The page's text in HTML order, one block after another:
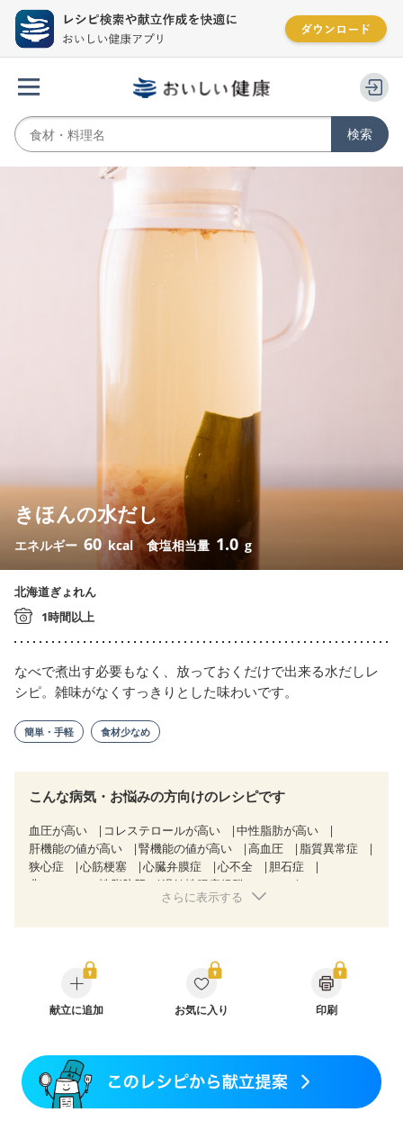
きほんの水だし
エネルギー 60 kcal 食塩相当量 1.0 g
北海道ぎょれん
1時間以上
なべで煮出す必要もなく、放っておくだけで出来る水だしレ
シピ。雑味がなくすっきりとした味わいです。
簡単・手軽 食材少なめ
こんな病気・お悩みの方向けのレシピです
血圧が高い コレステロールが高い
中性脂肪が高い
肝機能の値が高い
腎機能の値が高い 高血圧
脂質異常症
狭心症
心筋梗塞 心臓弁膜症 心不全
胆石症
非アルコール性脂肪肝
過敏性腸症候群（IBS）
糖尿病性腎症（第１期）
乳がん（放射線治療中）
乳がん治療を終えた方・経過観察中の方など
妊娠中(初期)
妊婦健診・体重増加が気になる（初期）
フレイル（年齢に合わせた体作り）
ニキビ・肌荒れ
妊活中 更年期
さらに表示する
献立に追加 お気に入り 印刷